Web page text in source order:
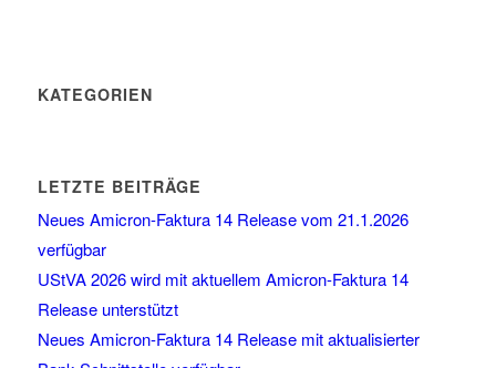
KATEGORIEN
LETZTE BEITRÄGE
Neues Amicron-Faktura 14 Release vom 21.1.2026
verfügbar
UStVA 2026 wird mit aktuellem Amicron-Faktura 14
Release unterstützt
Neues Amicron-Faktura 14 Release mit aktualisierter